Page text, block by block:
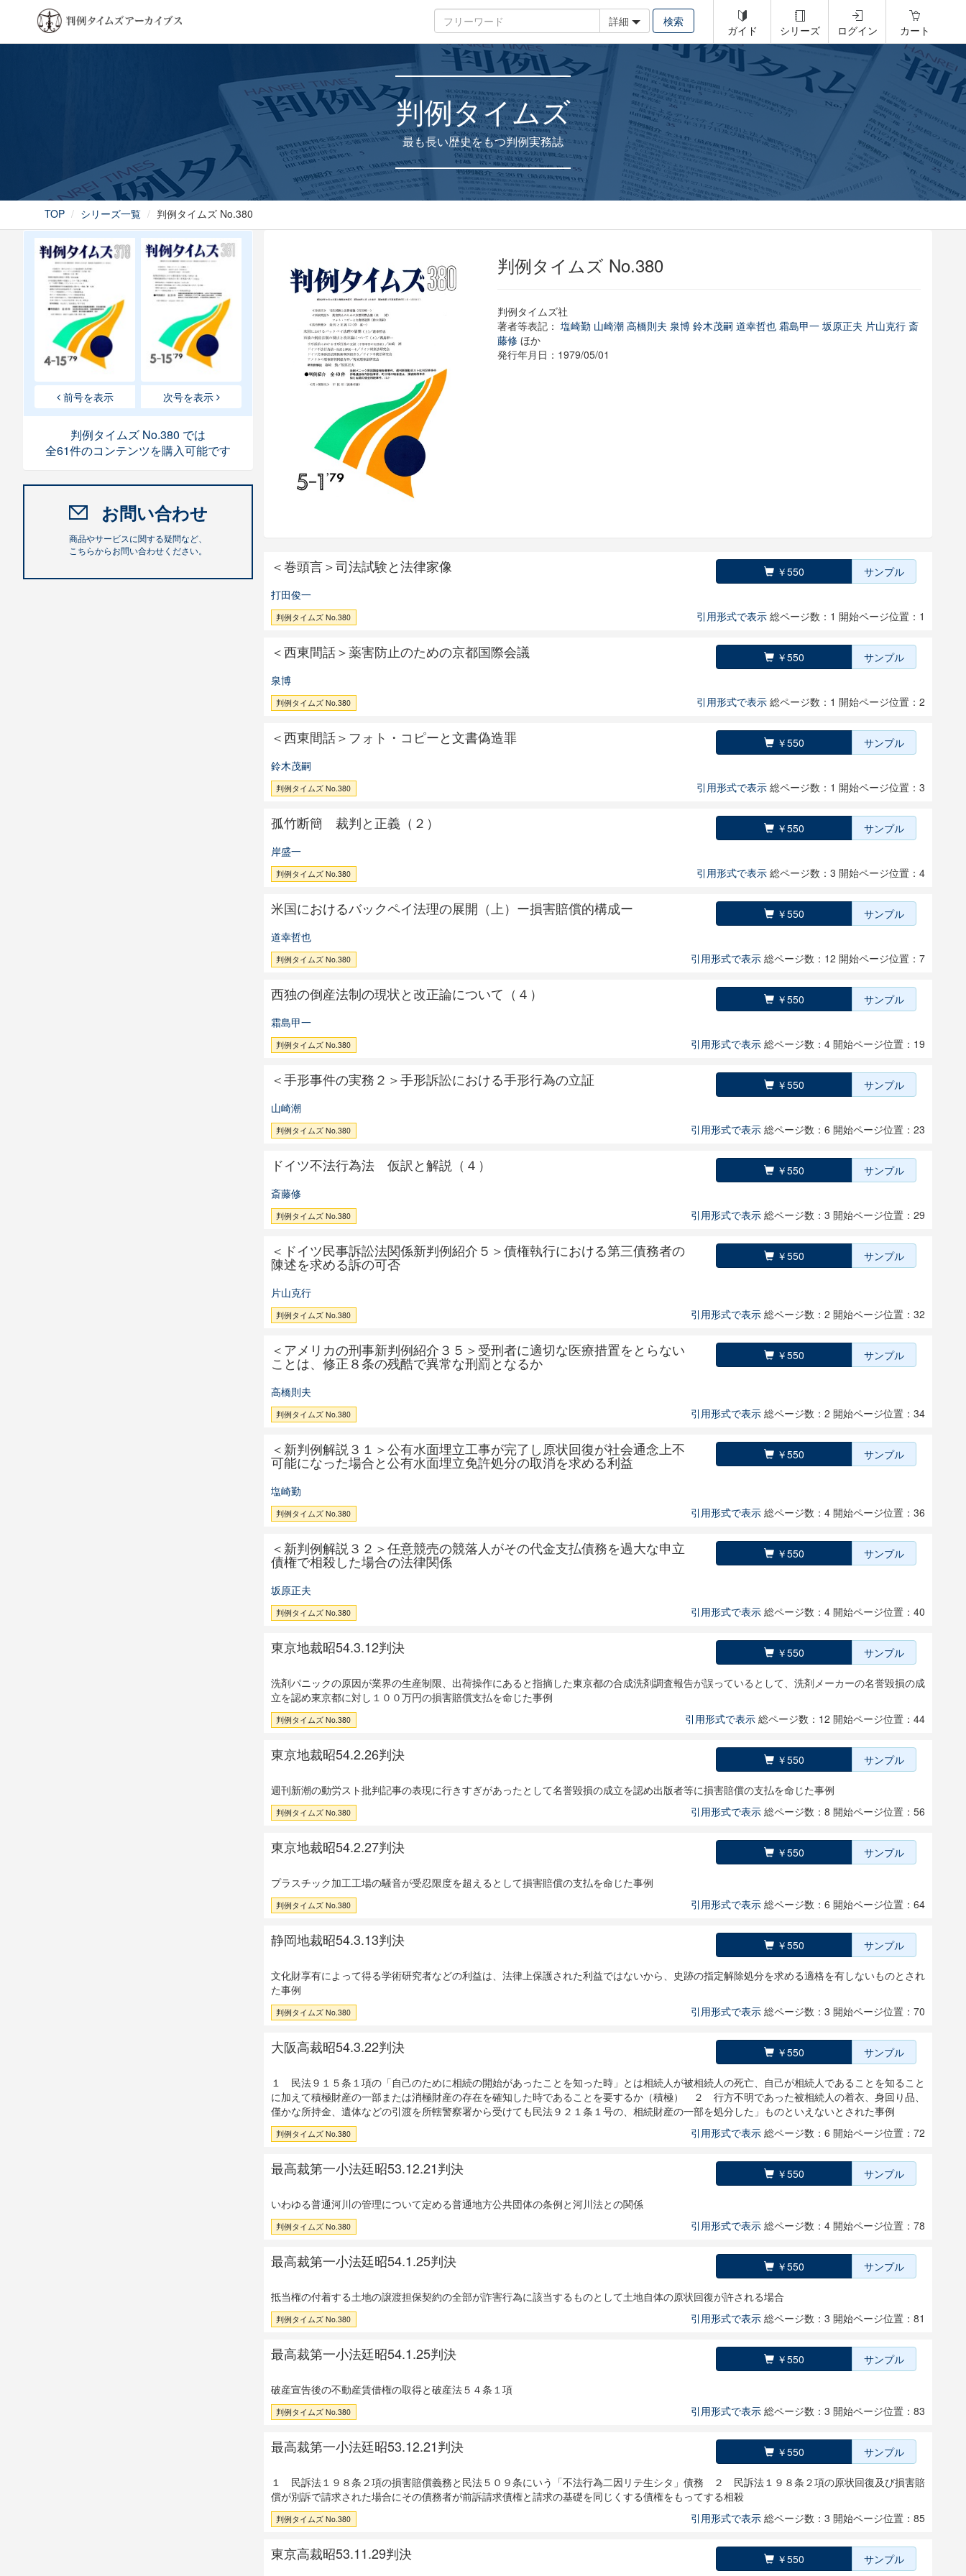
詳細
ガイド シリーズ ログイン カート
判例タイムズ
最も長い歴史をもつ判例実務誌
TOP シリーズ一覧 判例タイムズ No.380
前号を表示 次号を表示
判例タイムズ No.380 では
全61件のコンテンツを購入可能です
お問い合わせ
商品やサービスに関する疑問など、
こちらからお問い合わせください。
判例タイムズ No.380
判例タイムズ社
著者等表記：塩崎勤 山崎潮 高橋則夫 泉博 鈴木茂嗣 道幸哲也 霜島甲一 坂原正夫 片山克行 斎
藤修 ほか
発行年月日：1979/05/01
＜巻頭言＞司法試験と法律家像 ￥550
サンプル
打田俊一
判例タイムズ No.380 引用形式で表示 総ページ数：1 開始ページ位置：1
＜西東間話＞薬害防止のための京都国際会議 ￥550
サンプル
泉博
判例タイムズ No.380 引用形式で表示 総ページ数：1 開始ページ位置：2
＜西東間話＞フォト・コピーと文書偽造罪 ￥550
サンプル
鈴木茂嗣
判例タイムズ No.380 引用形式で表示 総ページ数：1 開始ページ位置：3
孤竹断簡 裁判と正義（２） ￥550
サンプル
岸盛一
判例タイムズ No.380 引用形式で表示 総ページ数：3 開始ページ位置：4
米国におけるバックペイ法理の展開（上）ー損害賠償的構成ー ￥550
サンプル
道幸哲也
判例タイムズ No.380 引用形式で表示 総ページ数：12 開始ページ位置：7
西独の倒産法制の現状と改正論について（４） ￥550
サンプル
霜島甲一
判例タイムズ No.380 引用形式で表示 総ページ数：4 開始ページ位置：19
＜手形事件の実務２＞手形訴訟における手形行為の立証 ￥550
サンプル
山崎潮
判例タイムズ No.380 引用形式で表示 総ページ数：6 開始ページ位置：23
ドイツ不法行為法 仮訳と解説（４） ￥550
サンプル
斎藤修
判例タイムズ No.380 引用形式で表示 総ページ数：3 開始ページ位置：29
＜ドイツ民事訴訟法関係新判例紹介５＞債権執行における第三債務者の
陳述を求める訴の可否 ￥550 サンプル
片山克行
判例タイムズ No.380 引用形式で表示 総ページ数：2 開始ページ位置：32
＜アメリカの刑事新判例紹介３５＞受刑者に適切な医療措置をとらない
ことは、修正８条の残酷で異常な刑罰となるか ￥550 サンプル
高橋則夫
判例タイムズ No.380 引用形式で表示 総ページ数：2 開始ページ位置：34
＜新判例解説３１＞公有水面埋立工事が完了し原状回復が社会通念上不
可能になった場合と公有水面埋立免許処分の取消を求める利益 ￥550 サンプル
塩崎勤
判例タイムズ No.380 引用形式で表示 総ページ数：4 開始ページ位置：36
＜新判例解説３２＞任意競売の競落人がその代金支払債務を過大な申立
債権で相殺した場合の法律関係 ￥550 サンプル
坂原正夫
判例タイムズ No.380 引用形式で表示 総ページ数：4 開始ページ位置：40
東京地裁昭54.3.12判決 ￥550 サンプル
洗剤パニックの原因が業界の生産制限、出荷操作にあると指摘した東京都の合成洗剤調査報告が誤っているとして、洗剤メーカーの名誉毀損の成
立を認め東京都に対し１００万円の損害賠償支払を命じた事例
判例タイムズ No.380 引用形式で表示 総ページ数：12 開始ページ位置：44
東京地裁昭54.2.26判決 ￥550 サンプル
週刊新潮の動労スト批判記事の表現に行きすぎがあったとして名誉毀損の成立を認め出版者等に損害賠償の支払を命じた事例
判例タイムズ No.380 引用形式で表示 総ページ数：8 開始ページ位置：56
東京地裁昭54.2.27判決 ￥550 サンプル
プラスチック加工工場の騒音が受忍限度を超えるとして損害賠償の支払を命じた事例
判例タイムズ No.380 引用形式で表示 総ページ数：6 開始ページ位置：64
静岡地裁昭54.3.13判決 ￥550 サンプル
文化財享有によって得る学術研究者などの利益は、法律上保護された利益ではないから、史跡の指定解除処分を求める適格を有しないものとされ
た事例
判例タイムズ No.380 引用形式で表示 総ページ数：3 開始ページ位置：70
大阪高裁昭54.3.22判決 ￥550 サンプル
１ 民法９１５条１項の「自己のために相続の開始があったことを知った時」とは相続人が被相続人の死亡、自己が相続人であることを知ること
に加えて積極財産の一部または消極財産の存在を確知した時であることを要するか（積極） ２ 行方不明であった被相続人の着衣、身回り品、
僅かな所持金、遺体などの引渡を所轄警察署から受けても民法９２１条１号の、相続財産の一部を処分した」ものといえないとされた事例
判例タイムズ No.380 引用形式で表示 総ページ数：6 開始ページ位置：72
最高裁第一小法廷昭53.12.21判決 ￥550 サンプル
いわゆる普通河川の管理について定める普通地方公共団体の条例と河川法との関係
判例タイムズ No.380 引用形式で表示 総ページ数：4 開始ページ位置：78
最高裁第一小法廷昭54.1.25判決 ￥550 サンプル
抵当権の付着する土地の譲渡担保契約の全部が詐害行為に該当するものとして土地自体の原状回復が許される場合
判例タイムズ No.380 引用形式で表示 総ページ数：3 開始ページ位置：81
最高裁第一小法廷昭54.1.25判決 ￥550 サンプル
破産宣告後の不動産賃借権の取得と破産法５４条１項
判例タイムズ No.380 引用形式で表示 総ページ数：3 開始ページ位置：83
最高裁第一小法廷昭53.12.21判決 ￥550 サンプル
１ 民訴法１９８条２項の損害賠償義務と民法５０９条にいう「不法行為二因リテ生シタ」債務 ２ 民訴法１９８条２項の原状回復及び損害賠
償が別訴で請求された場合にその債務者が前訴請求債権と請求の基礎を同じくする債権をもってする相殺
判例タイムズ No.380 引用形式で表示 総ページ数：3 開始ページ位置：85
東京高裁昭53.11.29判決 ￥550 サンプル